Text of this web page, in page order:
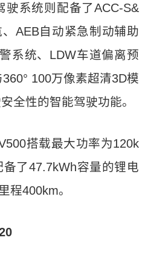
驶系统则配备了ACC-S&
AEB自动紧急制动辅助
系统、LDW车道偏离预
100万像素超清3D模
全性的智能驾驶功能。
搭载最大功率为120k
了47.7kWh容量的锂电
程400km。